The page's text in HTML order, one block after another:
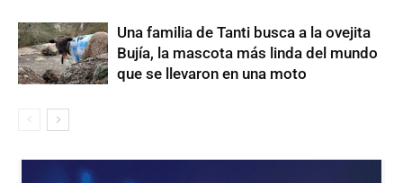
Una familia de Tanti busca a la ovejita
Bujía, la mascota más linda del mundo
que se llevaron en una moto